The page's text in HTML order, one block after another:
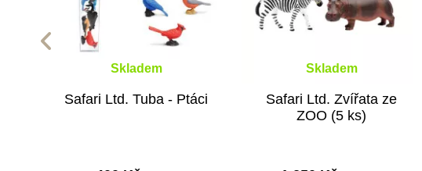
Skladem
Safari Ltd. Tuba - Ptáci
Skladem
Safari Ltd. Zvířata ze
ZOO (5 ks)